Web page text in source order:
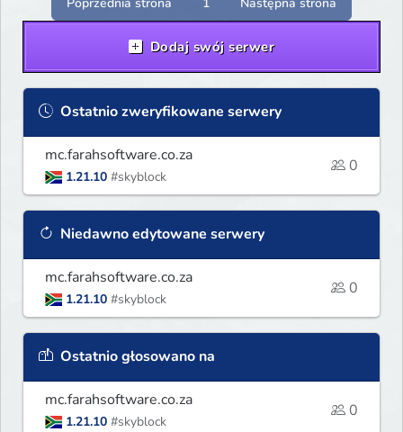
Dodaj swój serwer
Ostatnio zweryfikowane serwery
mc.farahsoftware.co.za
1.21.10 #skyblock
0
Niedawno edytowane serwery
mc.farahsoftware.co.za
1.21.10 #skyblock
0
Ostatnio głosowano na
mc.farahsoftware.co.za
1.21.10 #skyblock
0